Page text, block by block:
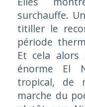
surchauffe.
titiller le
période
Et cela
énorme El
tropical, de
marche du